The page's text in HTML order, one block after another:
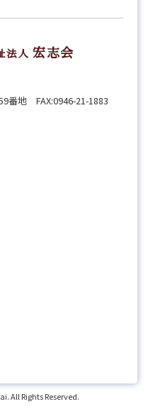
法人 宏志会
番地 FAX:0946-21-1883
All Rights Reserved.